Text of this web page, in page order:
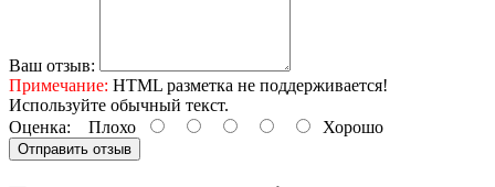
Ваш отзыв:
Примечание: HTML разметка не поддерживается!
Используйте обычный текст.
Оценка: Плохо Хорошо
Отправить отзыв